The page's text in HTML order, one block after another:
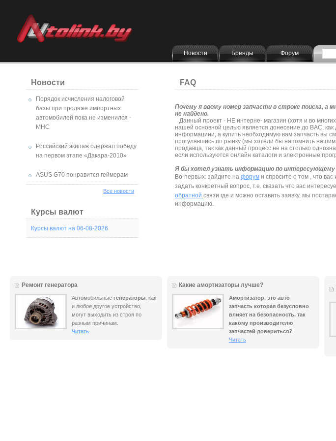
Новости Бренды Форум
Новости
Порядок исчисления налоговой
базы при продаже импортных
автомобилей пока не изменился -
МНС
Российский экипаж одержал победу
на первом этапе «Дакара-2010»
ASUS G70 понравится геймерам
Все новости
Курсы валют
Курсы валют на 06-08-2026
FAQ
Почему я ввожу номер запчасти в строке поиска, а
не найдено.
Данный проект - НЕ интерне- магазин (хотя и во
нашей основной целью является донесение до ВАС, как
информациии, а купить необходимую вам запчасть вы
прогулявшись по рынку (мы хотели бы напомнить
продавца, так как данный процесс не на столько
если используются онлайн каталоги и электронные
Я бы хотел узнать информацию по интересующему
Во-первых: зайдите на форум и спросите о том , что
задать конкретный вопрос, т.е. сказать что вас
обратной связи где и можно оставить заявку, мы
информацию.
Ремонт генератора
Автомобильные генераторы , как
и любое другое устройство,
могут выходить из строя по
разным причинам.
Читать
Какие амортизаторы лучше?
Амортизатор, это авто
запчасть которая безусловно
влияет на безопасность, так
какому производителю
запчастей довериться?
Читать